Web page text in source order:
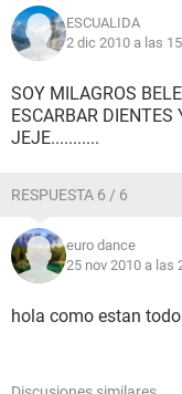
ESCUALIDA
2 dic 2010 a las
SOY MILAGROS
ESCARBAR
JEJE...........
RESPUESTA 6 / 6
euro dance
25 nov 2010 a las
hola como estan